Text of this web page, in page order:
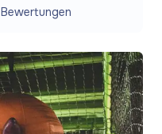
Bewertungen